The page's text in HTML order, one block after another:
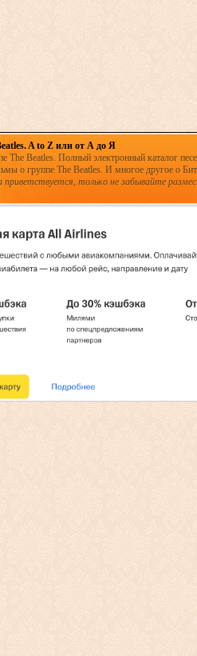
A to Z или от А до Я
The Beatles. Полный электронный каталог
о группе The Beatles. И многое другое о
только не забывайте